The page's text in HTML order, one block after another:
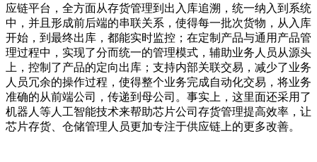
应链平台，全方面从存货管理到出入库追溯，统一纳入到系统
中，并且形成前后端的串联关系，使得每一批次货物，从入库
开始，到最终出库，都能实时监控；在定制产品与通用产品管
理过程中，实现了分而统一的管理模式，辅助业务人员从源头
上，控制了产品的定向出库；支持内部关联交易，减少了业务
人员冗余的操作过程，使得整个业务完成自动化交易，将业务
准确的从前端公司，传递到母公司。事实上，这里面还采用了
机器人等人工智能技术来帮助芯片公司存货管理提高效率，让
芯片存货、仓储管理人员更加专注于供应链上的更多改善。